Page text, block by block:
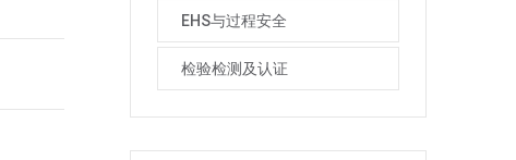
EHS与过程安全
检验检测及认证